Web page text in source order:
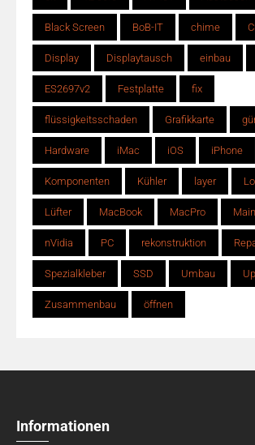
Black Screen BoB-IT chime
Display Displaytausch einbau
ES2697v2 Festplatte fix
flüssigkeitsschaden Grafikkarte
Hardware iMac iOS iPhone
Komponenten Kühler layer
Lüfter MacBook MacPro
nVidia PC rekonstruktion
Spezialkleber SSD Umbau
Zusammenbau öffnen
Informationen